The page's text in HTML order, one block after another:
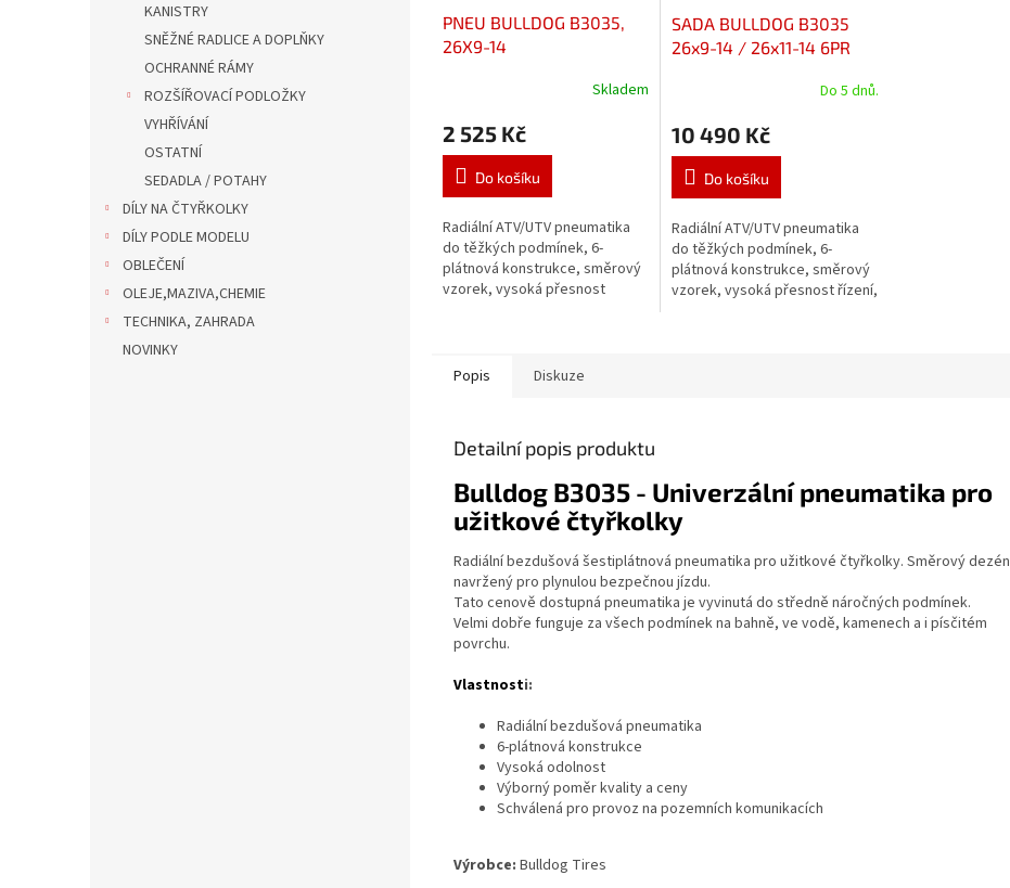
KANISTRY
SNĚŽNÉ RADLICE A DOPLŇKY
OCHRANNÉ RÁMY
ROZŠÍŘOVACÍ PODLOŽKY
VYHŘÍVÁNÍ
OSTATNÍ
SEDADLA / POTAHY
DÍLY NA ČTYŘKOLKY
DÍLY PODLE MODELU
OBLEČENÍ
OLEJE,MAZIVA,CHEMIE
TECHNIKA, ZAHRADA
NOVINKY
PNEU BULLDOG B3035,
26X9-14
Skladem
2 525 Kč
Do košíku
Radiální ATV/UTV pneumatika
do těžkých podmínek, 6-
plátnová konstrukce, směrový
vzorek, vysoká přesnost
SADA BULLDOG B3035
26x9-14 / 26x11-14 6PR
Do 5 dnů.
10 490 Kč
Do košíku
Radiální ATV/UTV pneumatika
do těžkých podmínek, 6-
plátnová konstrukce, směrový
vzorek, vysoká přesnost řízení,
Popis Diskuze
Detailní popis produktu
Bulldog B3035 - Univerzální pneumatika pro
užitkové čtyřkolky
Radiální bezdušová šestiplátnová pneumatika pro užitkové čtyřkolky. Směrový dezén
navržený pro plynulou bezpečnou jízdu.
Tato cenově dostupná pneumatika je vyvinutá do středně náročných podmínek.
Velmi dobře funguje za všech podmínek na bahně, ve vodě, kamenech a i písčitém
povrchu.
Vlastnosti:
Radiální bezdušová pneumatika
6-plátnová konstrukce
Vysoká odolnost
Výborný poměr kvality a ceny
Schválená pro provoz na pozemních komunikacích
Výrobce: Bulldog Tires